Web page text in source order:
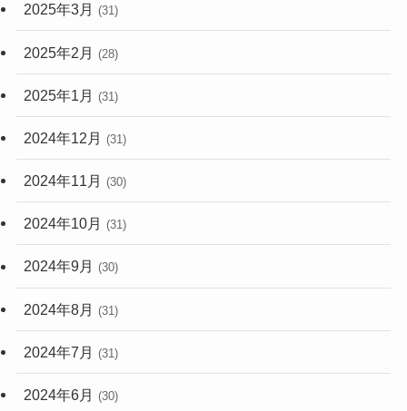
2025年3月 (31)
2025年2月 (28)
2025年1月 (31)
2024年12月 (31)
2024年11月 (30)
2024年10月 (31)
2024年9月 (30)
2024年8月 (31)
2024年7月 (31)
2024年6月 (30)